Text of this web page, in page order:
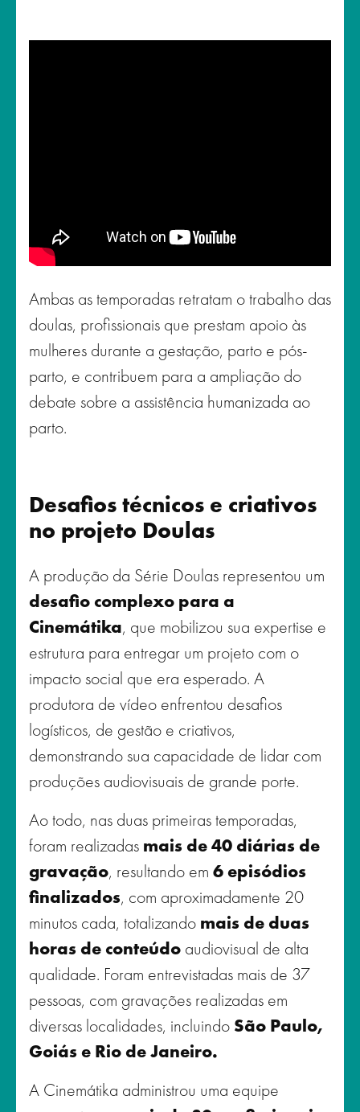
Ambas as temporadas retratam o trabalho das
doulas, profissionais que prestam apoio às
mulheres durante a gestação, parto e pós-
parto, e contribuem para a ampliação do
debate sobre a assistência humanizada ao
parto.
Desafios técnicos e criativos
no projeto Doulas
A produção da Série Doulas representou um
desafio complexo para a
Cinemátika, que mobilizou sua expertise e
estrutura para entregar um projeto com o
impacto social que era esperado. A
produtora de vídeo enfrentou desafios
logísticos, de gestão e criativos,
demonstrando sua capacidade de lidar com
produções audiovisuais de grande porte.
Ao todo, nas duas primeiras temporadas,
foram realizadas mais de 40 diárias de
gravação, resultando em 6 episódios
finalizados, com aproximadamente 20
minutos cada, totalizando mais de duas
horas de conteúdo audiovisual de alta
qualidade. Foram entrevistadas mais de 37
pessoas, com gravações realizadas em
diversas localidades, incluindo São Paulo,
Goiás e Rio de Janeiro.
A Cinemátika administrou uma equipe